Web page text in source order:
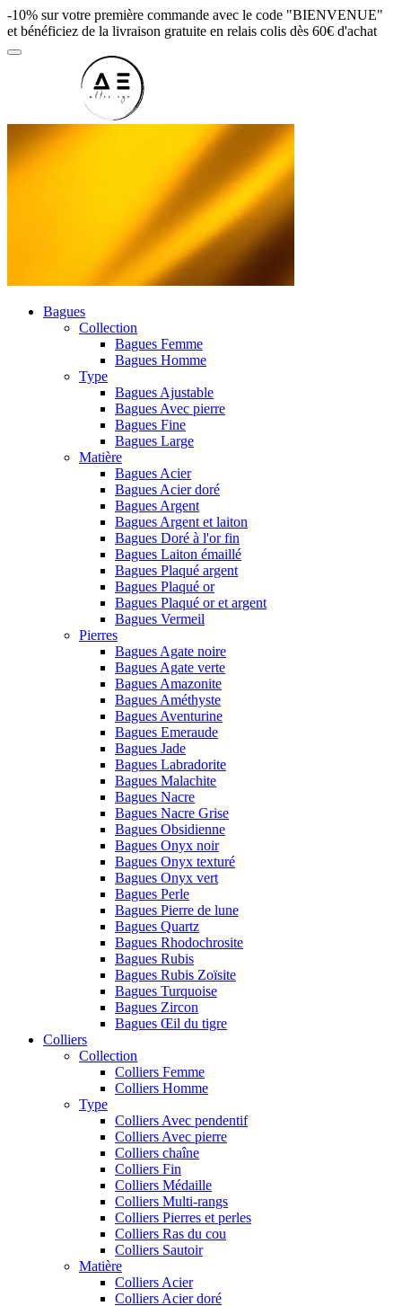
-10% sur votre première commande avec le code "BIENVENUE"
et bénéficiez de la livraison gratuite en relais colis dès 60€ d'achat
Bagues
Collection
Bagues Femme
Bagues Homme
Type
Bagues Ajustable
Bagues Avec pierre
Bagues Fine
Bagues Large
Matière
Bagues Acier
Bagues Acier doré
Bagues Argent
Bagues Argent et laiton
Bagues Doré à l'or fin
Bagues Laiton émaillé
Bagues Plaqué argent
Bagues Plaqué or
Bagues Plaqué or et argent
Bagues Vermeil
Pierres
Bagues Agate noire
Bagues Agate verte
Bagues Amazonite
Bagues Améthyste
Bagues Aventurine
Bagues Emeraude
Bagues Jade
Bagues Labradorite
Bagues Malachite
Bagues Nacre
Bagues Nacre Grise
Bagues Obsidienne
Bagues Onyx noir
Bagues Onyx texturé
Bagues Onyx vert
Bagues Perle
Bagues Pierre de lune
Bagues Quartz
Bagues Rhodochrosite
Bagues Rubis
Bagues Rubis Zoïsite
Bagues Turquoise
Bagues Zircon
Bagues Œil du tigre
Colliers
Collection
Colliers Femme
Colliers Homme
Type
Colliers Avec pendentif
Colliers Avec pierre
Colliers chaîne
Colliers Fin
Colliers Médaille
Colliers Multi-rangs
Colliers Pierres et perles
Colliers Ras du cou
Colliers Sautoir
Matière
Colliers Acier
Colliers Acier doré